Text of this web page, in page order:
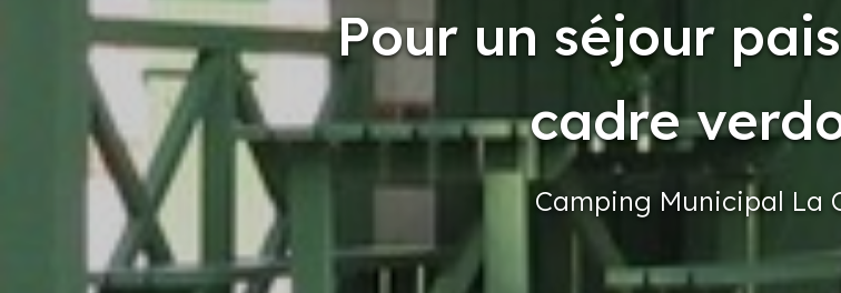
Pour un séjour
cadre
Camping Municipal La